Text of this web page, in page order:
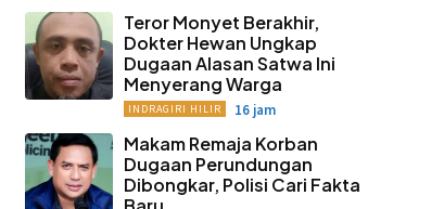
Teror Monyet Berakhir,
Dokter Hewan Ungkap
Dugaan Alasan Satwa Ini
Menyerang Warga
INDRAGIRI HILIR 16 jam
Makam Remaja Korban
Dugaan Perundungan
Dibongkar, Polisi Cari Fakta